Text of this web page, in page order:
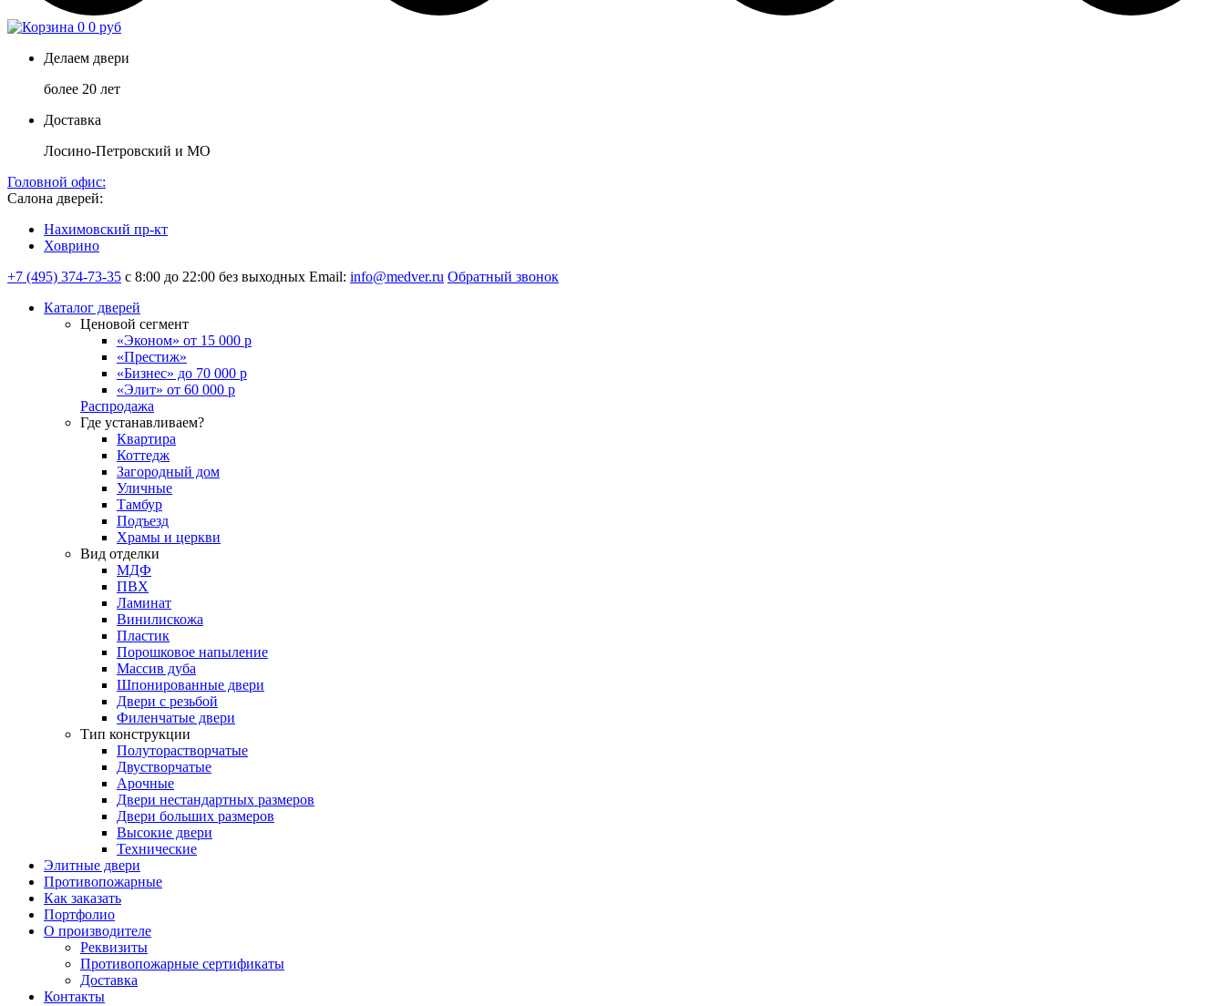
0 0 руб
Делаем двери
более 20 лет
Доставка
Лосино-Петровский и МО
Головной офис:
Салона дверей:
Нахимовский пр-кт
Ховрино
+7 (495) 374-73-35 с 8:00 до 22:00 без выходных Email: info@medver.ru Обратный звонок
Каталог дверей
Ценовой сегмент
«Эконом» от 15 000 р
«Престиж»
«Бизнес» до 70 000 р
«Элит» от 60 000 р
Распродажа
Где устанавливаем?
Квартира
Коттедж
Загородный дом
Уличные
Тамбур
Подъезд
Храмы и церкви
Вид отделки
МДФ
ПВХ
Ламинат
Винилискожа
Пластик
Порошковое напыление
Массив дуба
Шпонированные двери
Двери с резьбой
Филенчатые двери
Тип конструкции
Полуторастворчатые
Двустворчатые
Арочные
Двери нестандартных размеров
Двери больших размеров
Высокие двери
Технические
Элитные двери
Противопожарные
Как заказать
Портфолио
О производителе
Реквизиты
Противопожарные сертификаты
Доставка
Контакты